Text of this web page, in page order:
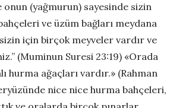
onun (yağmurun) sayesinde sizin
ve üzüm bağları meydana
için birçok meyveler vardır ve
(Muminun Suresi 23:19) «Orada
hurma ağaçları vardır.» (Rahman
nice nice hurma bahçeleri,